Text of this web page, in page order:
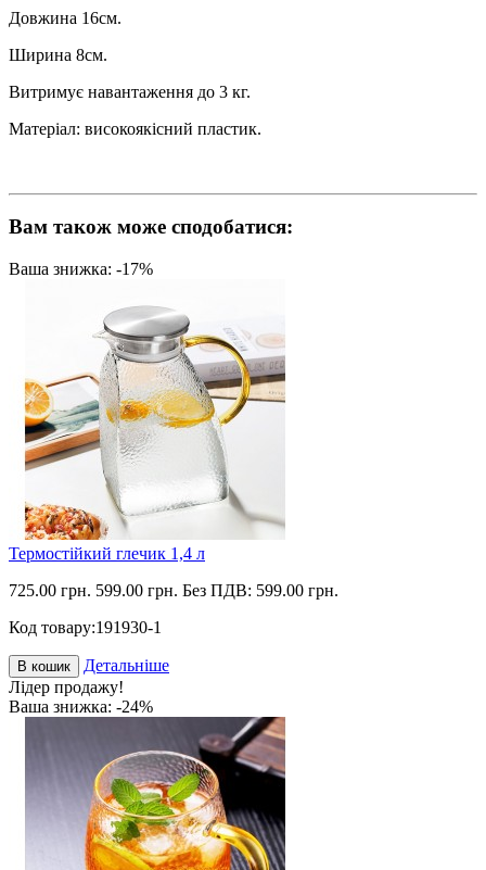
Довжина 16см.
Ширина 8см.
Витримує навантаження до 3 кг.
Матеріал: високоякісний пластик.
Вам також може сподобатися:
Ваша знижка: -17%
Термостійкий глечик 1,4 л
725.00 грн. 599.00 грн. Без ПДВ: 599.00 грн.
Код товару:191930-1
В кошик
Детальніше
Лідер продажу!
Ваша знижка: -24%